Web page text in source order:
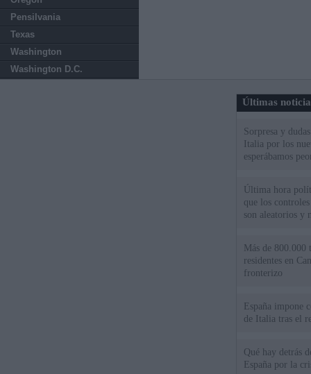
Pensilvania
Texas
Washington
Washington D.C.
Últimas
Sorpresa y
Italia por los
esperábamos
Última hora
que los
son aleatorios y
Más de 800.000
residentes en
fronterizo
España impone
de Italia tras el
Qué hay detrás
España por la